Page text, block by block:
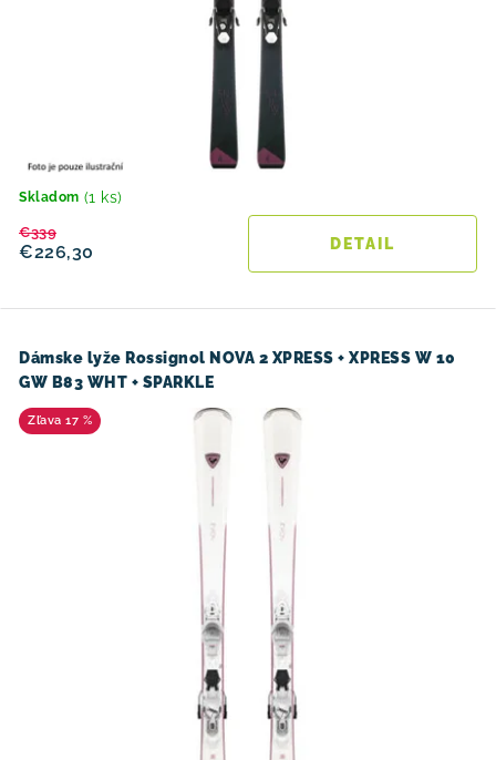
Skladom (1 ks)
€226,30
€339
DETAIL
Dámske lyže Rossignol NOVA 2 XPRESS + XPRESS W 10
GW B83 WHT + SPARKLE
17 %